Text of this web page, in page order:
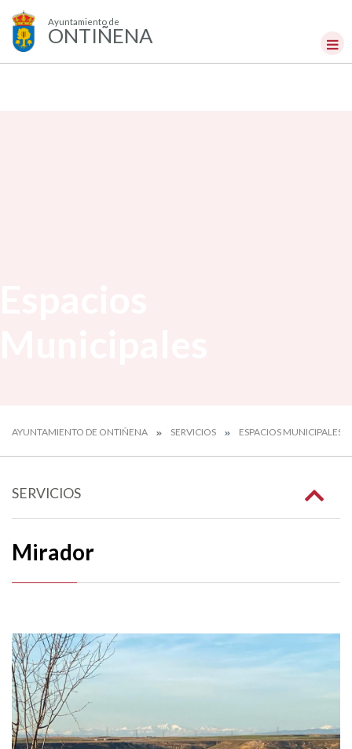
Ayuntamiento de
ONTIÑENA
AYUNTAMIENTO DE ONTIÑENA SERVICIOS ESPACIOS MUNICIPALES
SERVICIOS
Mirador